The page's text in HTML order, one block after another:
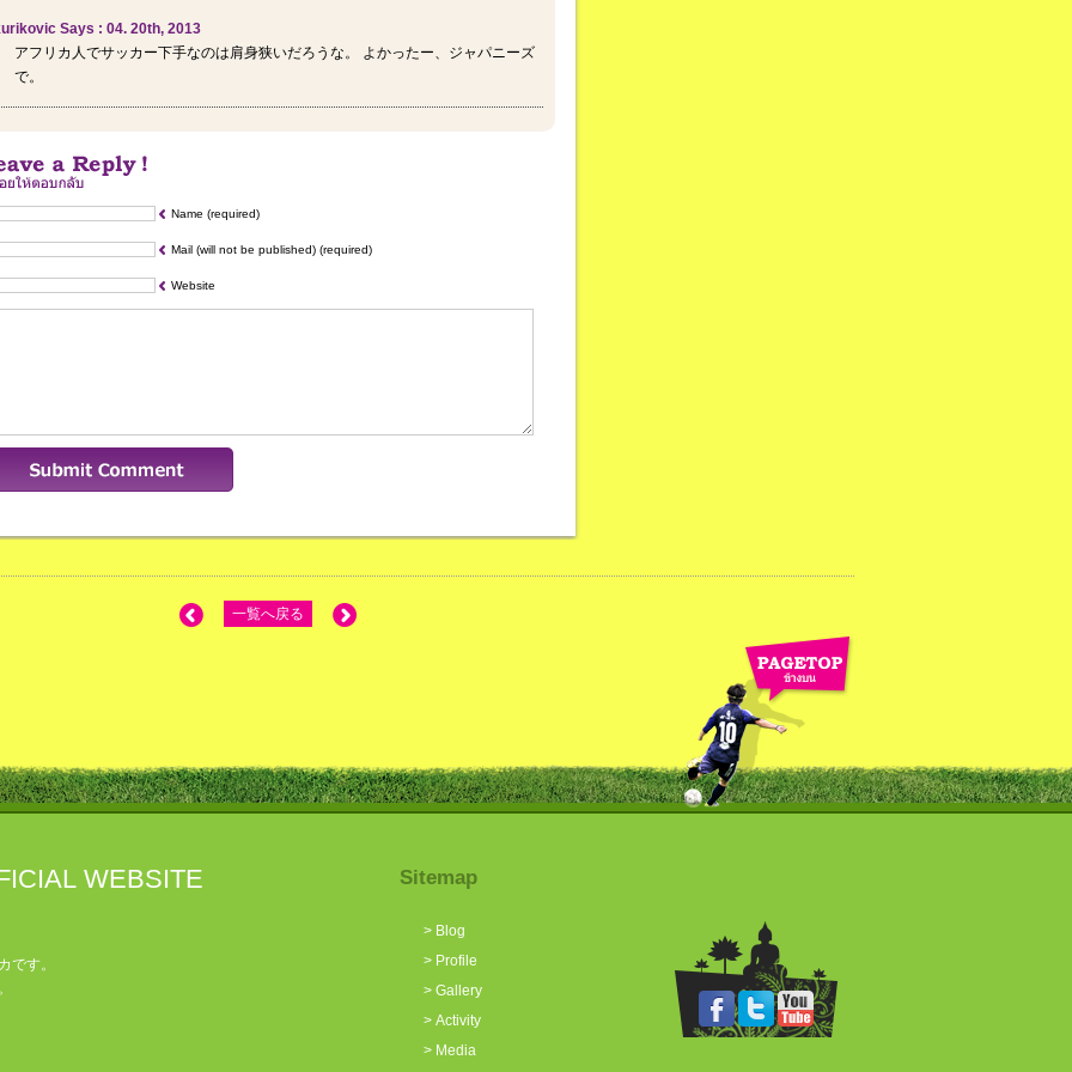
Says : 04. 20th, 2013
アフリカ人でサッカー下手なのは肩身狭いだろうな。 よかったー、ジャパニーズ
で。
Name (required)
Mail (will not be published) (required)
Website
一覧へ戻る
WEBSITE
です。
Sitemap
> Blog
> Profile
> Gallery
> Activity
> Media